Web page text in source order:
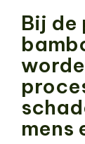
Bij de
mens